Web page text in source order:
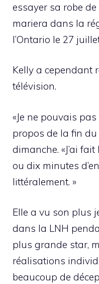
essayer sa robe
mariera dans la
l’Ontario le 27
Kelly a cependant
télévision.
«Je ne pouvais
propos de la fin
dimanche. «J’ai
ou dix minutes
littéralement. »
Elle a vu son plus
dans la LNH
plus grande star,
réalisations
beaucoup de